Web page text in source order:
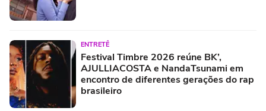
ENTRETÊ
Festival Timbre 2026 reúne BK’,
AJULLIACOSTA e NandaTsunami em
encontro de diferentes gerações do rap
brasileiro